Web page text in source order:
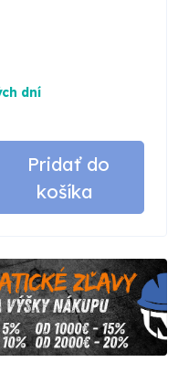
dní
Pridať do
košíka